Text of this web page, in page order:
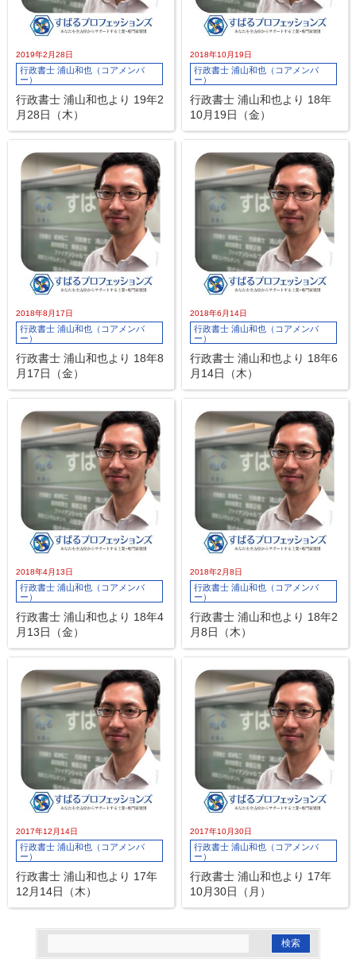
2019年2月28日
行政書士 浦山和也（コアメンバ
ー）
行政書士 浦山和也より 19年2
月28日（木）
2018年10月19日
行政書士 浦山和也（コアメンバ
ー）
行政書士 浦山和也より 18年
10月19日（金）
2018年8月17日
行政書士 浦山和也（コアメンバ
ー）
行政書士 浦山和也より 18年8
月17日（金）
2018年6月14日
行政書士 浦山和也（コアメンバ
ー）
行政書士 浦山和也より 18年6
月14日（木）
2018年4月13日
行政書士 浦山和也（コアメンバ
ー）
行政書士 浦山和也より 18年4
月13日（金）
2018年2月8日
行政書士 浦山和也（コアメンバ
ー）
行政書士 浦山和也より 18年2
月8日（木）
2017年12月14日
行政書士 浦山和也（コアメンバ
ー）
行政書士 浦山和也より 17年
12月14日（木）
2017年10月30日
行政書士 浦山和也（コアメンバ
ー）
行政書士 浦山和也より 17年
10月30日（月）